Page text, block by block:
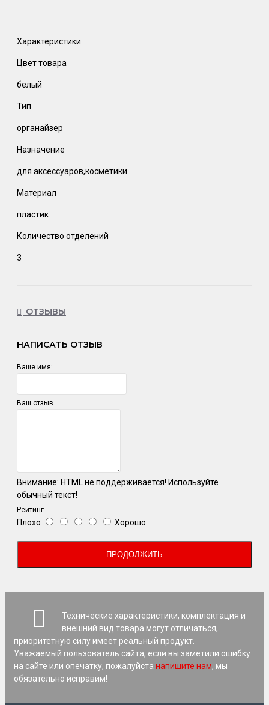
Характеристики
Цвет товара
белый
Тип
органайзер
Назначение
для аксессуаров,косметики
Материал
пластик
Количество отделений
3
ОТЗЫВЫ
НАПИСАТЬ ОТЗЫВ
Ваше имя:
Ваш отзыв
Внимание: HTML не поддерживается! Используйте
обычный текст!
Рейтинг
Плохо Хорошо
ПРОДОЛЖИТЬ
Технические характеристики, комплектация и
внешний вид товара могут отличаться,
приоритетную силу имеет реальный продукт.
Уважаемый пользователь сайта, если вы заметили ошибку
на сайте или опечатку, пожалуйста напишите нам, мы
обязательно исправим!